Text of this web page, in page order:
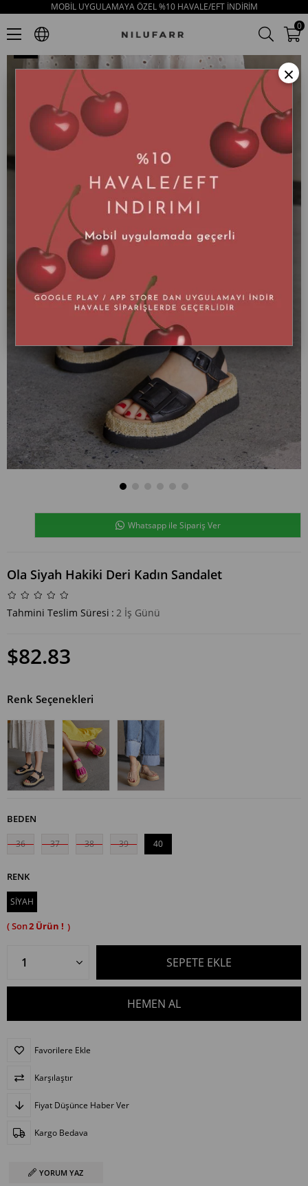
MOBİL UYGULAMAYA ÖZEL %10 HAVALE/EFT İNDİRİM
0
Ola Siyah Hakiki Deri Kadın Sandalet
Whatsapp ile Sipariş Ver
Ola Siyah Hakiki Deri Kadın Sandalet
Tahmini Teslim Süresi : 2 İş Günü
$82.83
Renk Seçenekleri
BEDEN
2
36 37 38 39 40
RENK
SİYAH
Favorilere Ekle
Karşılaştır
Fiyat Düşünce Haber Ver
Kargo Bedava
YORUM YAZ
×